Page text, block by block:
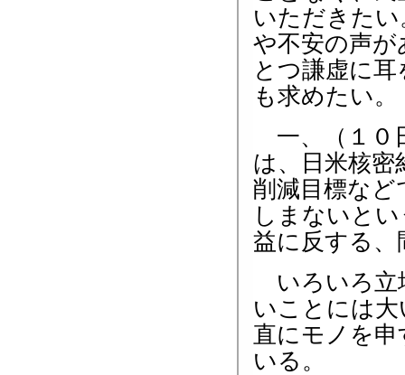
いただきた
や不安の声
とつ謙虚に
も求めたい。
一、（１０
は、日米核密
削減目標など
しまないと
益に反する
いろいろ立
いことには
直にモノを
いる。